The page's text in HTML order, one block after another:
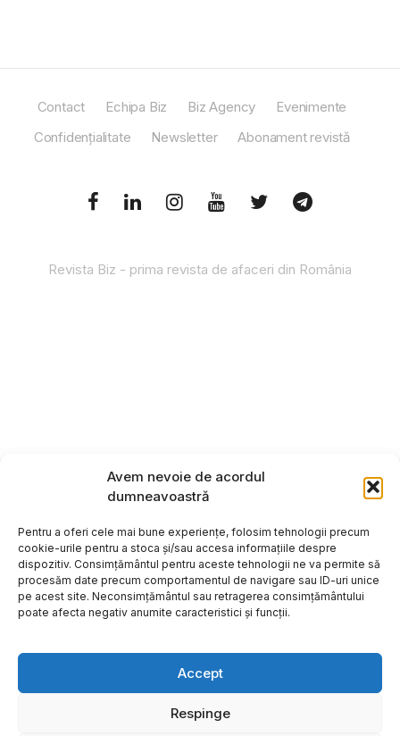
Avem nevoie de acordul
dumneavoastră
Pentru a oferi cele mai bune experiențe, folosim tehnologii precum
cookie-urile pentru a stoca și/sau accesa informațiile despre
dispozitiv. Consimțământul pentru aceste tehnologii ne va permite să
procesăm date precum comportamentul de navigare sau ID-uri unice
pe acest site. Neconsimțământul sau retragerea consimțământului
poate afecta negativ anumite caracteristici și funcții.
Accept
Respinge
Contact Echipa Biz Biz Agency
Evenimente
Confidențialitate
Newsletter Abonament revistă
Revista Biz - prima revista de afaceri din România
Copyright ©2026